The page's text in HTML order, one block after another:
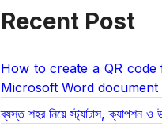
Recent Post
How to create a QR code
Microsoft Word document
ব্যস্ত শহর নিয়ে স্ট্যাটাস, ক্যাপশন ও